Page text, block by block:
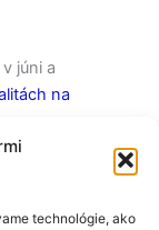
technológie, ako
v júni a
na